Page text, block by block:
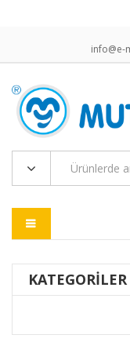
info@e-
KATEGORILER